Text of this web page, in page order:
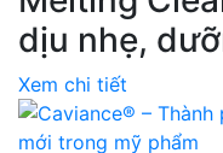
dịu nhẹ,
Xem chi tiết